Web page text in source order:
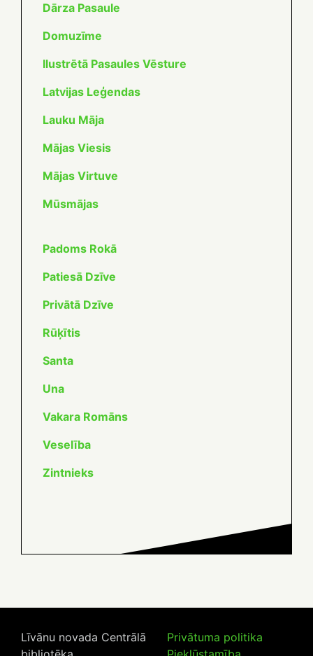
Dārza Pasaule
Domuzīme
Ilustrētā Pasaules Vēsture
Latvijas Leģendas
Lauku Māja
Mājas Viesis
Mājas Virtuve
Mūsmājas
Padoms Rokā
Patiesā Dzīve
Privātā Dzīve
Rūķītis
Santa
Una
Vakara Romāns
Veselība
Zintnieks
Līvānu novada Centrālā
Privātuma politika